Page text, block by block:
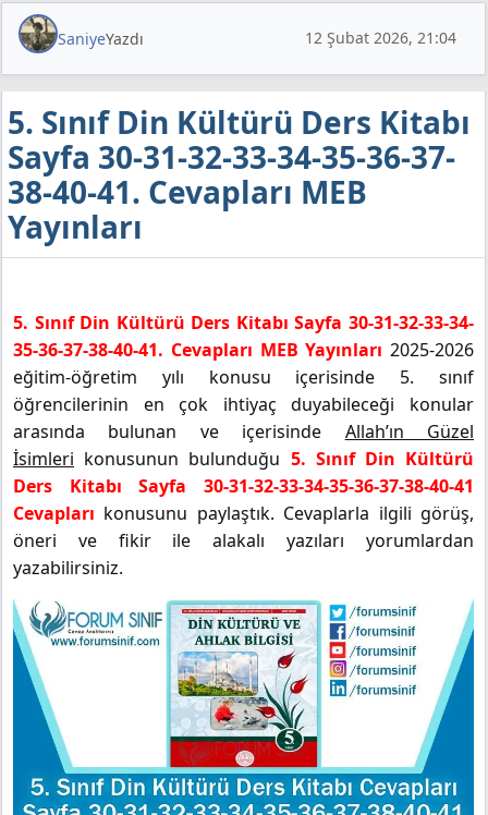
SaniyeYazdı 12 Şubat 2026, 21:04
5. Sınıf Din Kültürü Ders Kitabı
Sayfa 30-31-32-33-34-35-36-37-
38-40-41. Cevapları MEB
Yayınları
5. Sınıf Din Kültürü Ders Kitabı Sayfa 30-31-32-33-34-
35-36-37-38-40-41. Cevapları MEB Yayınları 2025-2026
eğitim-öğretim yılı konusu içerisinde 5. sınıf
öğrencilerinin en çok ihtiyaç duyabileceği konular
arasında bulunan ve içerisinde Allah’ın Güzel
İsimleri konusunun bulunduğu 5. Sınıf Din Kültürü
Ders Kitabı Sayfa 30-31-32-33-34-35-36-37-38-40-41
Cevapları konusunu paylaştık. Cevaplarla ilgili görüş,
öneri ve fikir ile alakalı yazıları yorumlardan
yazabilirsiniz.